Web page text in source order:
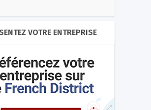
VOTRE ENTREPRISE